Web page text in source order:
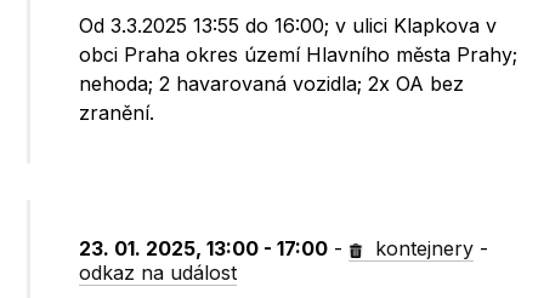
Od 3.3.2025 13:55 do 16:00; v ulici Klapkova v
obci Praha okres území Hlavního města Prahy;
nehoda; 2 havarovaná vozidla; 2x OA bez
zranění.
23. 01. 2025, 13:00 - 17:00 - kontejnery -
odkaz na událost